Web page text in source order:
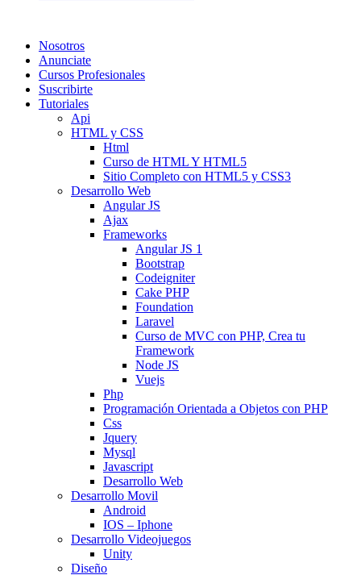
Nosotros
Anunciate
Cursos Profesionales
Suscribirte
Tutoriales
Api
HTML y CSS
Html
Curso de HTML Y HTML5
Sitio Completo con HTML5 y CSS3
Desarrollo Web
Angular JS
Ajax
Frameworks
Angular JS 1
Bootstrap
Codeigniter
Cake PHP
Foundation
Laravel
Curso de MVC con PHP, Crea tu
Framework
Node JS
Vuejs
Php
Programación Orientada a Objetos con PHP
Css
Jquery
Mysql
Javascript
Desarrollo Web
Desarrollo Movil
Android
IOS – Iphone
Desarrollo Videojuegos
Unity
Diseño